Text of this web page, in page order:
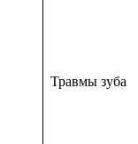
Травмы зуба